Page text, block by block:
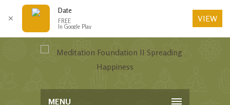
MENU
✕
Date
FREE
In Google Play
VIEW